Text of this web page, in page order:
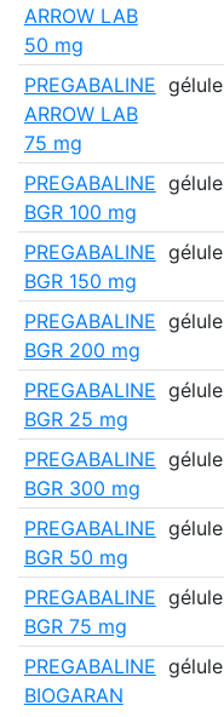
ARROW LAB
50 mg
PREGABALINE
ARROW LAB
75 mg
gélule
PREGABALINE
BGR 100 mg
gélule
PREGABALINE
BGR 150 mg
gélule
PREGABALINE
BGR 200 mg
gélule
PREGABALINE
BGR 25 mg
gélule
PREGABALINE
BGR 300 mg
gélule
PREGABALINE
BGR 50 mg
gélule
PREGABALINE
BGR 75 mg
gélule
PREGABALINE
BIOGARAN
gélule